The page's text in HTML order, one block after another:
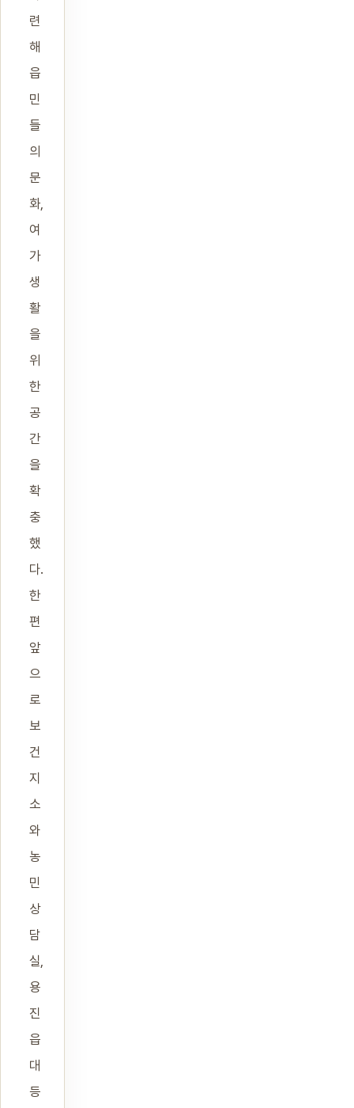
련
해
읍
민
들
의
문
화,
여
가
생
활
을
위
한
공
간
을
확
충
했
다.
한
편
앞
으
로
보
건
지
소
와
농
민
상
담
실,
용
진
읍
대
등